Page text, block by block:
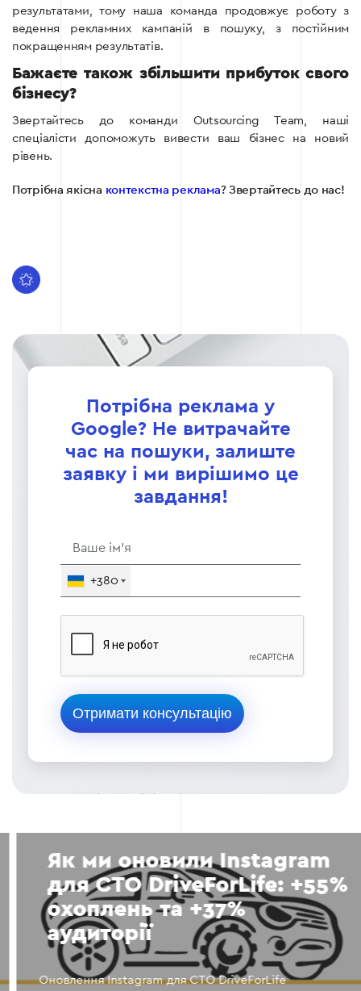
результатами, тому наша команда продовжує роботу з
ведення рекламних кампаній в пошуку, з постійним
покращенням результатів.
Бажаєте також збільшити прибуток свого
бізнесу?
Звертайтесь до команди Outsourcing Team, наші
спеціалісти допоможуть вивести ваш бізнес на новий
рівень.
Потрібна якісна контекстна реклама? Звертайтесь до нас!
Потрібна реклама у
Google? Не витрачайте
час на пошуки, залиште
заявку і ми вирішимо це
завдання!
+380
Як ми оновили Instagram
для СТО DriveForLife: +55%
охоплень та +37%
аудиторії
Оновлення Instagram для СТО DriveForLife